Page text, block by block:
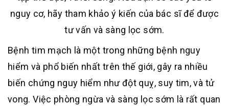
nguy cơ, hãy tham khảo ý kiến của bác sĩ để được
tư vấn và sàng lọc sớm.
Bệnh tim mạch là một trong những bệnh nguy
hiểm và phổ biến nhất trên thế giới, gây ra nhiều
biến chứng nguy hiểm như đột quỵ, suy tim, và tử
vong. Việc phòng ngừa và sàng lọc sớm là rất quan